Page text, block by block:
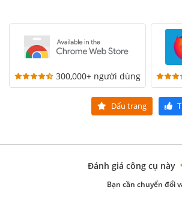
300,000+ người dùng
Dấu trang
Đánh giá công cụ này
Bạn cần chuyển đổi